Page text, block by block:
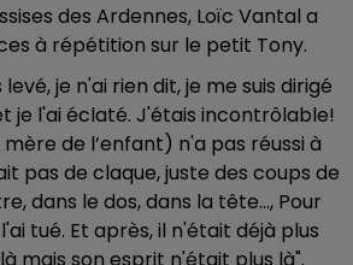
des Ardennes, Loïc Vantal a
à répétition sur le petit Tony.
levé, je n'ai rien dit, je me suis dirigé
je l'ai éclaté. J'étais incontrôlable!
de l’enfant) n'a pas réussi à
pas de claque, juste des coups de
dans le dos, dans la tête..., Pour
tué. Et après, il n'était déjà plus
mais son esprit n'était plus là".